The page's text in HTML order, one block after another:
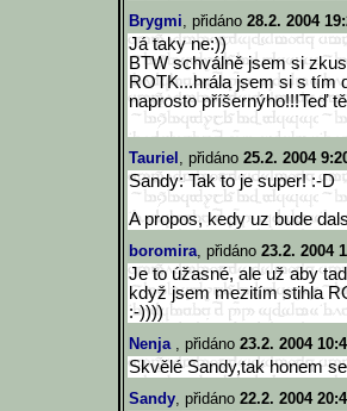
Brygmi, přidáno 28.2. 2004
Já taky ne:))
BTW schválně jsem si
ROTK...hrála jsem si s tím
naprosto příšernýho!!!Teď
Tauriel , přidáno 25.2. 2004
Sandy: Tak to je super! :-D
A propos, kedy uz bude
boromira, přidáno 23.2. 2004
Je to úžasné, ale už aby
když jsem mezitím stihla
:-))))
Nenja , přidáno 23.2. 2004
Skvělé Sandy,tak honem
Sandy, přidáno 22.2. 2004